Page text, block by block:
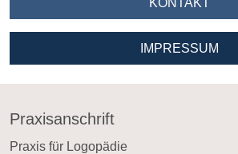
IMPRESSUM
Praxisanschrift
Praxis für Logopädie